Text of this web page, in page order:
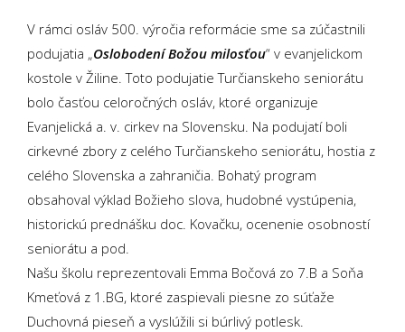
V rámci osláv 500. výročia reformácie sme sa zúčastnili
podujatia „Oslobodení Božou milosťou“ v evanjelickom
kostole v Žiline. Toto podujatie Turčianskeho seniorátu
bolo časťou celoročných osláv, ktoré organizuje
Evanjelická a. v. cirkev na Slovensku. Na podujatí boli
cirkevné zbory z celého Turčianskeho seniorátu, hostia z
celého Slovenska a zahraničia. Bohatý program
obsahoval výklad Božieho slova, hudobné vystúpenia,
historickú prednášku doc. Kovačku, ocenenie osobností
seniorátu a pod.
Našu školu reprezentovali Emma Bočová zo 7.B a Soňa
Kmeťová z 1.BG, ktoré zaspievali piesne zo súťaže
Duchovná pieseň a vyslúžili si búrlivý potlesk.